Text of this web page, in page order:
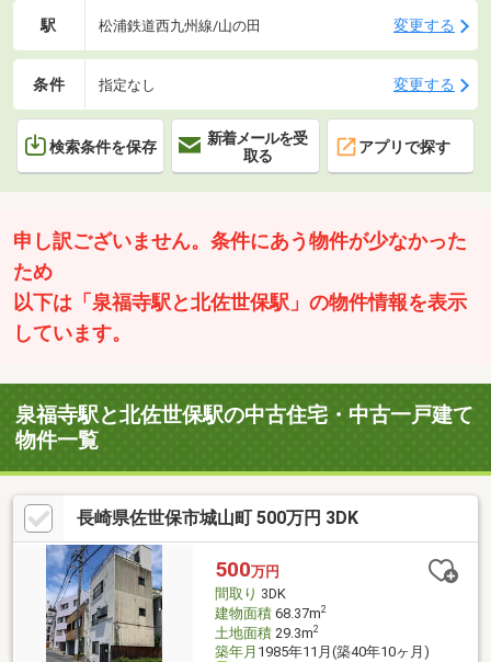
駅 松浦鉄道西九州線/山の田 変更する
条件 指定なし 変更する
検索条件を保存
新着メールを受
取る
アプリで探す
申し訳ございません。条件にあう物件が少なかった
ため
以下は「泉福寺駅と北佐世保駅」の物件情報を表示
しています。
泉福寺駅と北佐世保駅の中古住宅・中古一戸建て
物件一覧
長崎県佐世保市城山町 500万円 3DK
500万円
間取り 3DK
建物面積68.37m2
土地面積29.3m2
築年月 1985年11月(築40年10ヶ月)